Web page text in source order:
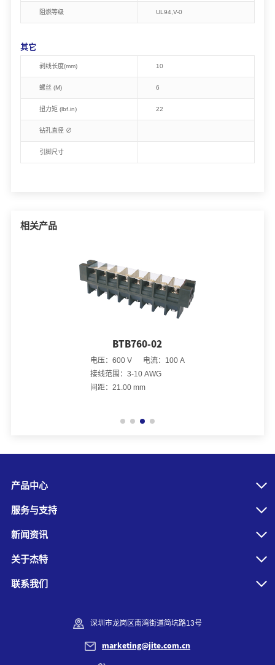
相关产品
BTB760-02
电压：600 V 电流：100 A
接线范围：3-10 AWG
间距：21.00 mm
阻燃等级 UL94,V-0
其它
剥线长度(mm) 10
螺丝 (M) 6
扭力矩 (lbf.in) 22
钻孔直径 ∅
引脚尺寸
产品中心
服务与支持
新闻资讯
关于杰特
联系我们
深圳市龙岗区南湾街道简坑路13号
marketing@jite.com.cn